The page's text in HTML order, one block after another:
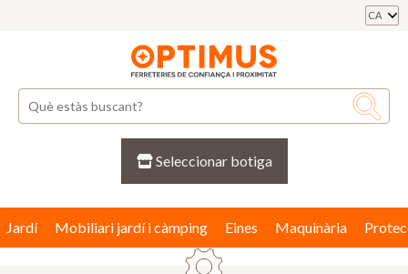
CA
Seleccionar botiga
Jardí Mobiliari jardí i càmping Eines Maquinària